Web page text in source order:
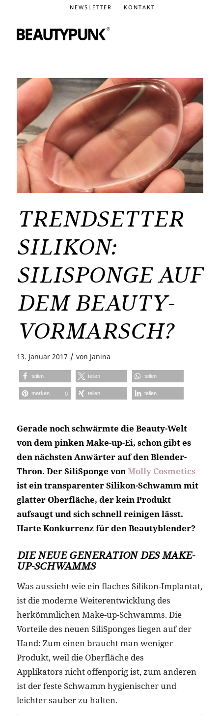
NEWSLETTER KONTAKT
TRENDSETTER
SILIKON:
SILISPONGE AUF
DEM BEAUTY-
VORMARSCH?
13. Januar 2017 / von Janina
teilen teilen teilen
merken 0 teilen teilen
Gerade noch schwärmte die Beauty-Welt
von dem pinken Make-up-Ei, schon gibt es
den nächsten Anwärter auf den Blender-
Thron. Der SiliSponge vonMolly Cosmetics
ist ein transparenter Silikon-Schwamm mit
glatter Oberfläche, der kein Produkt
aufsaugt und sich schnell reinigen lässt.
Harte Konkurrenz für den Beautyblender?
DIE NEUE GENERATION DES MAKE-
UP-SCHWAMMS
Was aussieht wie ein flaches Silikon-Implantat,
ist die moderne Weiterentwicklung des
herkömmlichen Make-up-Schwamms. Die
Vorteile des neuen SiliSponges liegen auf der
Hand: Zum einen braucht man weniger
Produkt, weil die Oberfläche des
Applikators nicht offenporig ist, zum anderen
ist der feste Schwamm hygienischer und
leichter sauber zu halten.